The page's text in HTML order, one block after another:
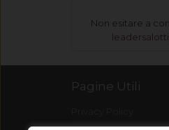
Non esitare a
Pagine Utili